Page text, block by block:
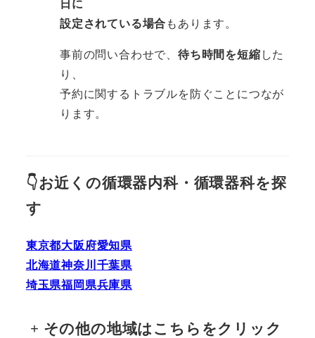
日に
設定されている場合 もあります。
事前の問い合わせで、 待ち時間を短縮 した
り、
予約に関するトラブルを防ぐことにつなが
ります。
👇お近くの循環器内科・循環器科を探
す
東京都大阪府愛知県
北海道神奈川 千葉県
埼玉県福岡県兵庫県
+ その他の地域はこちらをクリック